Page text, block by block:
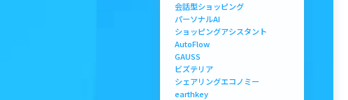
会話型ショッピング
パーソナルAI
ショッピングアシスタント
AutoFlow
GAUSS
ビズテリア
シェアリングエコノミー
earthkey